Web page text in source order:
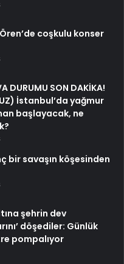
coşkulu konser
DURUMU SON DAKİKA!
İstanbul’da yağmur
başlayacak, ne
bir savaşın köşesinden
şehrin dev
döşediler: Günlük
pompalıyor